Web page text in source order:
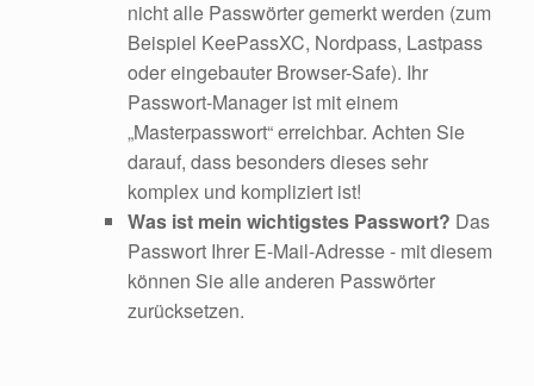
nicht alle Passwörter gemerkt werden (zum
Beispiel KeePassXC, Nordpass, Lastpass
oder eingebauter Browser-Safe). Ihr
Passwort-Manager ist mit einem
„Masterpasswort“ erreichbar. Achten Sie
darauf, dass besonders dieses sehr
komplex und kompliziert ist!
Was ist mein wichtigstes Passwort? Das
Passwort Ihrer E-Mail-Adresse - mit diesem
können Sie alle anderen Passwörter
zurücksetzen.